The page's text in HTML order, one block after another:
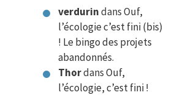
verdurindansOuf,
l’écologie c’est fini (bis)
! Le bingo des projets
abandonnés.
ThordansOuf,
l’écologie, c’est fini !